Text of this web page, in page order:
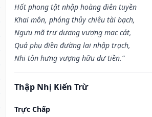
Hốt phong tật nhập hoàng điên tuyền
Khai môn, phóng thủy chiêu tài bạch,
Ngưu mã trư dương vượng mạc cát,
Quả phụ điền đường lai nhập trạch,
Nhi tôn hưng vượng hữu dư tiền.”
Thập Nhị Kiến Trừ
Trực Chấp